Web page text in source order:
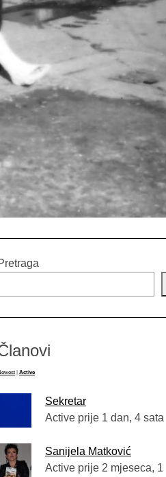
Active
Sekretar
Active prije 1 dan, 4 sata
Sanijela Matković
Active prije 2 mjeseca, 1